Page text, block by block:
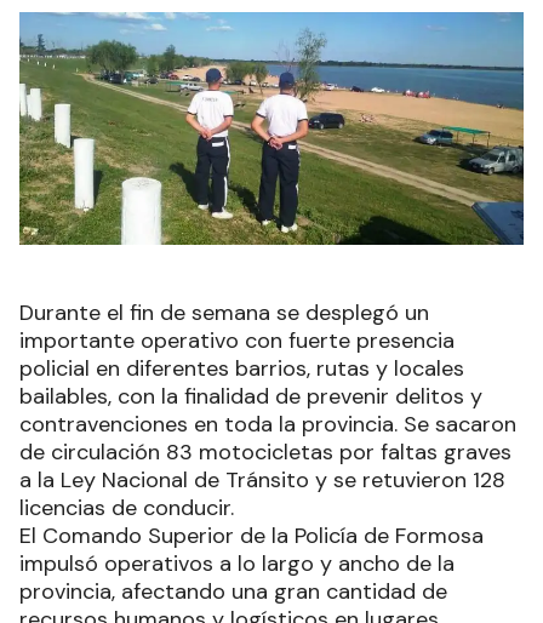
Durante el fin de semana se desplegó un
importante operativo con fuerte presencia
policial en diferentes barrios, rutas y locales
bailables, con la finalidad de prevenir delitos y
contravenciones en toda la provincia. Se sacaron
de circulación 83 motocicletas por faltas graves
a la Ley Nacional de Tránsito y se retuvieron 128
licencias de conducir.
El Comando Superior de la Policía de Formosa
impulsó operativos a lo largo y ancho de la
provincia, afectando una gran cantidad de